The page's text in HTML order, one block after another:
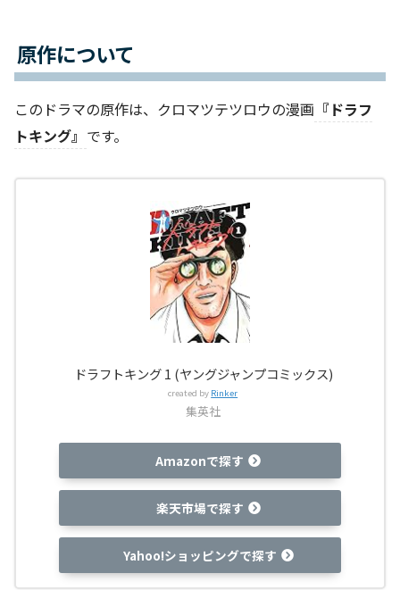
原作について
このドラマの原作は、クロマツテツロウの漫画 『ドラフ
トキング』 です。
ドラフトキング 1 (ヤングジャンプコミックス)
created by Rinker
集英社
Amazonで探す
楽天市場で探す
Yahoo!ショッピングで探す